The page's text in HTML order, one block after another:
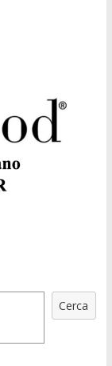
Cerca